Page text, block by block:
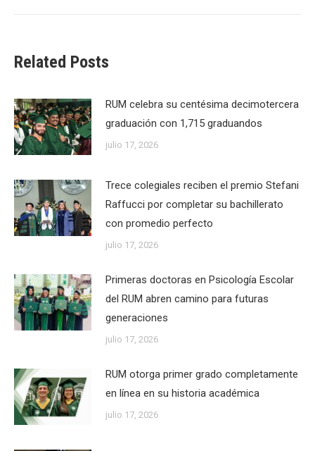
Related Posts
RUM celebra su centésima decimotercera
graduación con 1,715 graduandos
julio 17, 2026
Trece colegiales reciben el premio Stefani
Raffucci por completar su bachillerato
con promedio perfecto
julio 17, 2026
Primeras doctoras en Psicología Escolar
del RUM abren camino para futuras
generaciones
julio 17, 2026
RUM otorga primer grado completamente
en línea en su historia académica
julio 17, 2026